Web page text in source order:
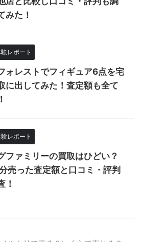
みた！
レポート
ォレストでフィギュア6点を宅
に出してみた！査定額も全て
レポート
ファミリーの買取はひどい？
売った査定額と口コミ・評判
！